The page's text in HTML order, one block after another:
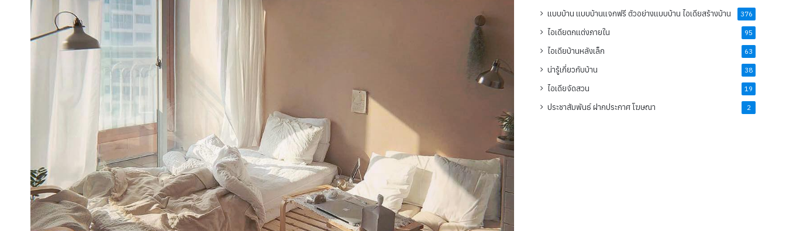
แบบบ้าน แบบบ้านแจกฟรี ตัวอย่างแบบบ้าน ไอเดียสร้างบ้าน 376
ไอเดียตกแต่งภายใน 95
ไอเดียบ้านหลังเล็ก 63
น่ารู้เกี่ยวกับบ้าน 38
ไอเดียจัดสวน 19
ประชาสัมพันธ์ ฝากประกาศ โฆษณา 2